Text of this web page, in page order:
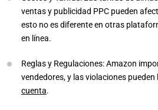
ventas y publicidad PPC pueden
esto no es diferente en otras
en línea.
Reglas y Regulaciones: Amazon
vendedores, y las violaciones pueden
cuenta.